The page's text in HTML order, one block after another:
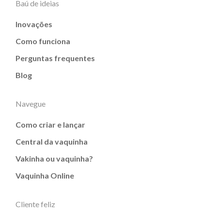
Baú de ideias
Inovações
Como funciona
Perguntas frequentes
Blog
Navegue
Como criar e lançar
Central da vaquinha
Vakinha ou vaquinha?
Vaquinha Online
Cliente feliz